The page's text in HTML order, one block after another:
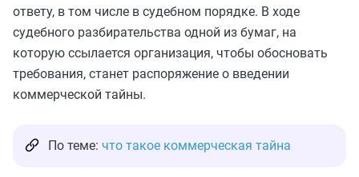
ответу, в том числе в судебном порядке. В ходе
судебного разбирательства одной из бумаг, на
которую ссылается организация, чтобы обосновать
требования, станет распоряжение о введении
коммерческой тайны.
По теме: что такое коммерческая тайна